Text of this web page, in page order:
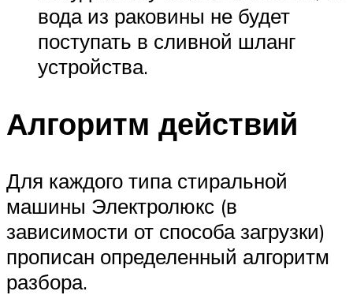
вода из раковины не будет
поступать в сливной шланг
устройства.
Алгоритм действий
Для каждого типа стиральной
машины Электролюкс (в
зависимости от способа загрузки)
прописан определенный алгоритм
разбора.